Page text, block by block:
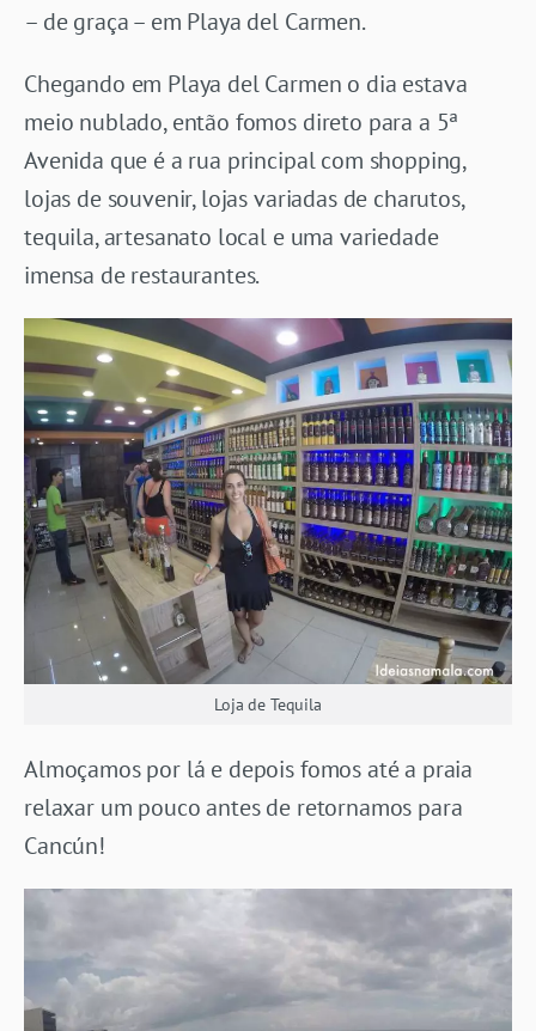
– de graça – em Playa del Carmen.
Chegando em Playa del Carmen o dia estava
meio nublado, então fomos direto para a 5ª
Avenida que é a rua principal com shopping,
lojas de souvenir, lojas variadas de charutos,
tequila, artesanato local e uma variedade
imensa de restaurantes.
Loja de Tequila
Almoçamos por lá e depois fomos até a praia
relaxar um pouco antes de retornamos para
Cancún!